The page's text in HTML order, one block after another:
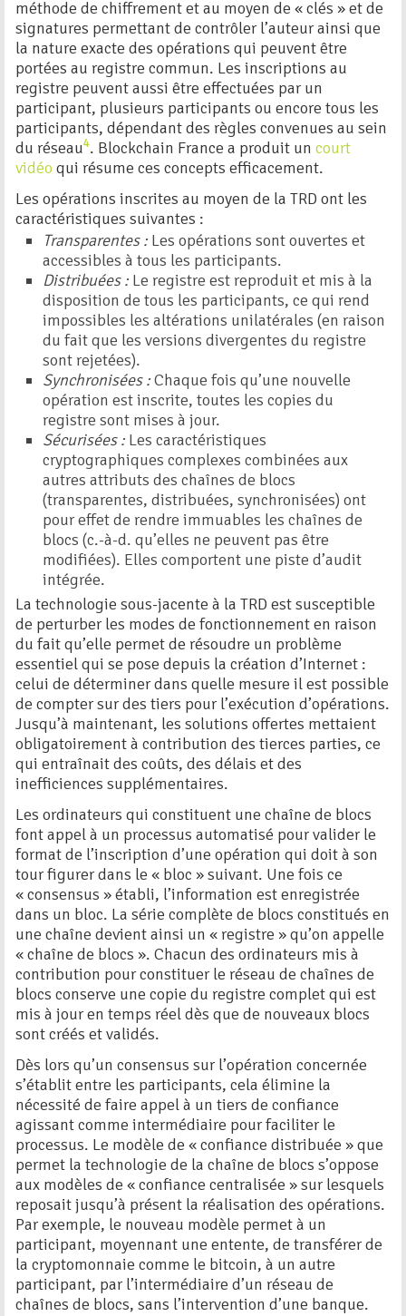
méthode de chiffrement et au moyen de « clés » et de
signatures permettant de contrôler l’auteur ainsi que
la nature exacte des opérations qui peuvent être
portées au registre commun. Les inscriptions au
registre peuvent aussi être effectuées par un
participant, plusieurs participants ou encore tous les
participants, dépendant des règles convenues au sein
du réseau4. Blockchain France a produit uncourt
vidéo qui résume ces concepts efficacement.
Les opérations inscrites au moyen de la TRD ont les
caractéristiques suivantes :
Transparentes : Les opérations sont ouvertes et
accessibles à tous les participants.
Distribuées : Le registre est reproduit et mis à la
disposition de tous les participants, ce qui rend
impossibles les altérations unilatérales (en raison
du fait que les versions divergentes du registre
sont rejetées).
Synchronisées :Chaque fois qu’une nouvelle
opération est inscrite, toutes les copies du
registre sont mises à jour.
Sécurisées : Les caractéristiques
cryptographiques complexes combinées aux
autres attributs des chaînes de blocs
(transparentes, distribuées, synchronisées) ont
pour effet de rendre immuables les chaînes de
blocs (c.-à-d. qu’elles ne peuvent pas être
modifiées). Elles comportent une piste d’audit
intégrée.
La technologie sous-jacente à la TRD est susceptible
de perturber les modes de fonctionnement en raison
du fait qu’elle permet de résoudre un problème
essentiel qui se pose depuis la création d’Internet :
celui de déterminer dans quelle mesure il est possible
de compter sur des tiers pour l’exécution d’opérations.
Jusqu’à maintenant, les solutions offertes mettaient
obligatoirement à contribution des tierces parties, ce
qui entraînait des coûts, des délais et des
inefficiences supplémentaires.
Les ordinateurs qui constituent une chaîne de blocs
font appel à un processus automatisé pour valider le
format de l’inscription d’une opération qui doit à son
tour figurer dans le « bloc » suivant. Une fois ce
« consensus » établi, l’information est enregistrée
dans un bloc. La série complète de blocs constitués en
une chaîne devient ainsi un « registre » qu’on appelle
« chaîne de blocs ». Chacun des ordinateurs mis à
contribution pour constituer le réseau de chaînes de
blocs conserve une copie du registre complet qui est
mis à jour en temps réel dès que de nouveaux blocs
sont créés et validés.
Dès lors qu’un consensus sur l’opération concernée
s’établit entre les participants, cela élimine la
nécessité de faire appel à un tiers de confiance
agissant comme intermédiaire pour faciliter le
processus. Le modèle de « confiance distribuée » que
permet la technologie de la chaîne de blocs s’oppose
aux modèles de « confiance centralisée » sur lesquels
reposait jusqu’à présent la réalisation des opérations.
Par exemple, le nouveau modèle permet à un
participant, moyennant une entente, de transférer de
la cryptomonnaie comme le bitcoin, à un autre
participant, par l’intermédiaire d’un réseau de
chaînes de blocs, sans l’intervention d’une banque.